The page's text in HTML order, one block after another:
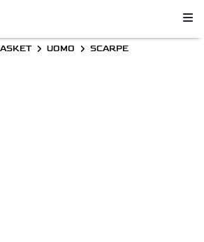
UOMO SCARPE